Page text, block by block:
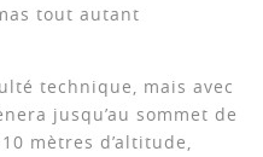
tout autant
technique, mais avec
jusqu’au sommet de
mètres d’altitude,